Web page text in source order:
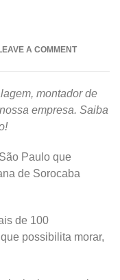
A COMMENT
montador de
empresa. Saiba
Paulo que
de Sorocaba
de 100
possibilita morar,